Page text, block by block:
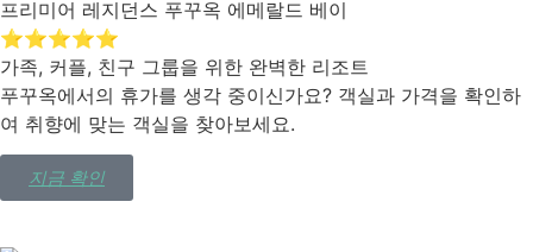
프리미어 레지던스 푸꾸옥 에메랄드 베이
⭐⭐⭐⭐⭐
가족, 커플, 친구 그룹을 위한 완벽한 리조트
푸꾸옥에서의 휴가를 생각 중이신가요? 객실과 가격을 확인하
여 취향에 맞는 객실을 찾아보세요.
지금 확인